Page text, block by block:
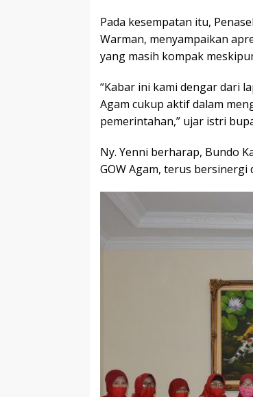
Pada kesempatan itu,
Warman, menyampaikan
yang masih kompak
“Kabar ini kami dengar dari
Agam cukup aktif dalam
pemerintahan,” ujar istri
Ny. Yenni berharap, Bundo
GOW Agam, terus bersinergi